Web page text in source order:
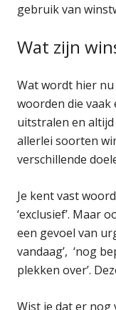
gebruik van
Wat zijn
Wat wordt hier nu
woorden die vaak
uitstralen en
allerlei soorten
verschillende
Je kent vast
‘exclusief’. Maar
een gevoel van
vandaag’, ‘nog
plekken over’.
Wist je dat er nog